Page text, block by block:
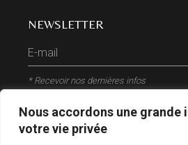
Nous accordons une grande
votre vie privée
NEWSLETTER
* Recevoir nos dernières infos
ENVOYER